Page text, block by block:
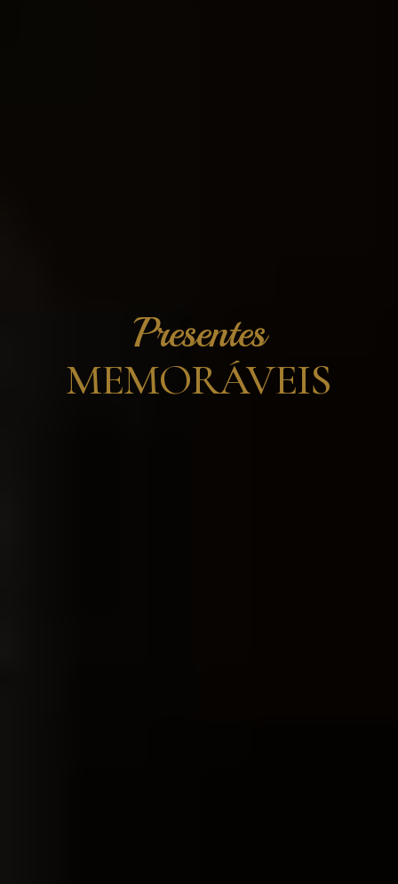
MEMORÁVEIS
Presentes